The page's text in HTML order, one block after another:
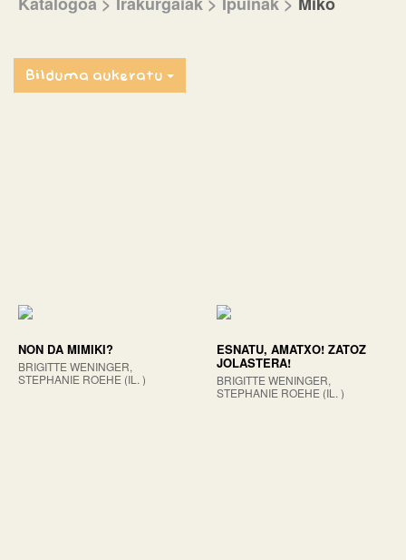
Bilduma aukeratu
NON DA MIMIKI?
BRIGITTE WENINGER,
STEPHANIE ROEHE (IL. )
ESNATU, AMATXO! ZATOZ
JOLASTERA!
BRIGITTE WENINGER,
STEPHANIE ROEHE (IL. )